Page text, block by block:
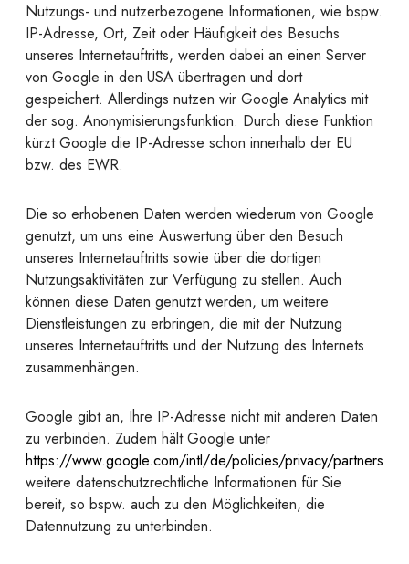
Nutzungs- und nutzerbezogene Informationen, wie bspw.
IP-Adresse, Ort, Zeit oder Häufigkeit des Besuchs
unseres Internetauftritts, werden dabei an einen Server
von Google in den USA übertragen und dort
gespeichert. Allerdings nutzen wir Google Analytics mit
der sog. Anonymisierungsfunktion. Durch diese Funktion
kürzt Google die IP-Adresse schon innerhalb der EU
bzw. des EWR.
Die so erhobenen Daten werden wiederum von Google
genutzt, um uns eine Auswertung über den Besuch
unseres Internetauftritts sowie über die dortigen
Nutzungsaktivitäten zur Verfügung zu stellen. Auch
können diese Daten genutzt werden, um weitere
Dienstleistungen zu erbringen, die mit der Nutzung
unseres Internetauftritts und der Nutzung des Internets
zusammenhängen.
Google gibt an, Ihre IP-Adresse nicht mit anderen Daten
zu verbinden. Zudem hält Google unter
https://www.google.com/intl/de/policies/privacy/partners
weitere datenschutzrechtliche Informationen für Sie
bereit, so bspw. auch zu den Möglichkeiten, die
Datennutzung zu unterbinden.